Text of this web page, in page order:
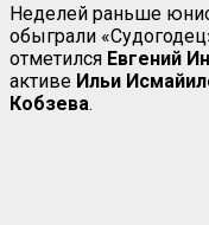
Неделей раньше
обыграли
отметился Евгений
активе Ильи
Кобзева.